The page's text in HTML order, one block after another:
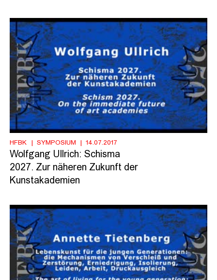
HFBK SYMPOSIUM 14.07.2017
Wolfgang Ullrich: Schisma
2027. Zur näheren Zukunft der
Kunstakademien